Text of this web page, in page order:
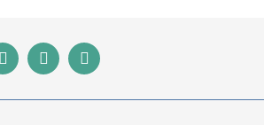
Ürün açıklamasında eksik bilgiler bulunuyor.